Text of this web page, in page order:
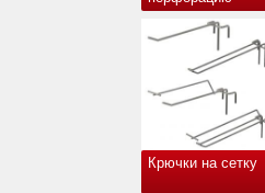
Крючки на сетку